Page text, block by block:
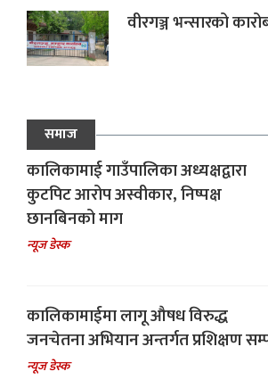
वीरगञ्ज भन्सारको
समाज
कालिकामाई गाउँपालिका अध्यक्षद्वारा
कुटपिट आरोप अस्वीकार, निष्पक्ष
छानबिनको माग
न्यूज डेस्क
कालिकामाईमा लागू औषध विरुद्ध
जनचेतना अभियान अन्तर्गत प्रशिक्षण
न्यूज डेस्क